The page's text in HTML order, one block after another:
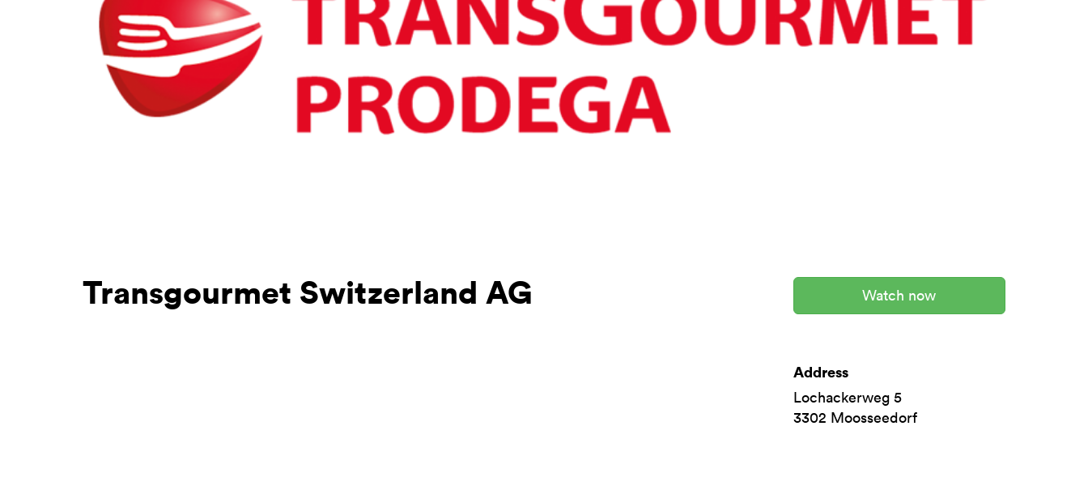
Transgourmet Switzerland AG Watch now
Address
Lochackerweg 5
3302 Moosseedorf